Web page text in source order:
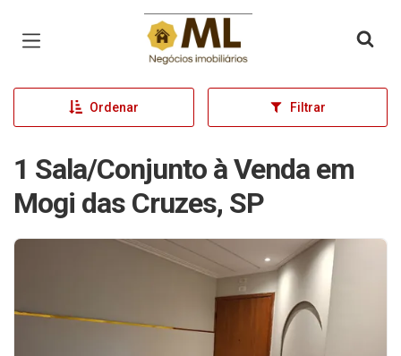
Página inicial
Ordenar Filtrar
1 Sala/Conjunto à Venda em
Mogi das Cruzes, SP